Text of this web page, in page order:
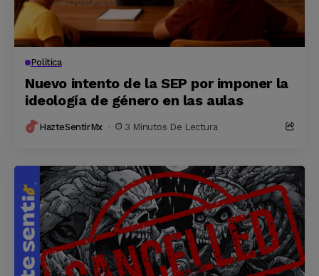
Política
Nuevo intento de la SEP por imponer la
ideología de género en las aulas
HazteSentirMx 3 Minutos De Lectura